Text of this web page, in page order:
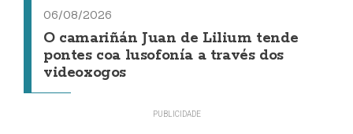
06/08/2026
O camariñán Juan de Lilium tende
pontes coa lusofonía a través dos
videoxogos